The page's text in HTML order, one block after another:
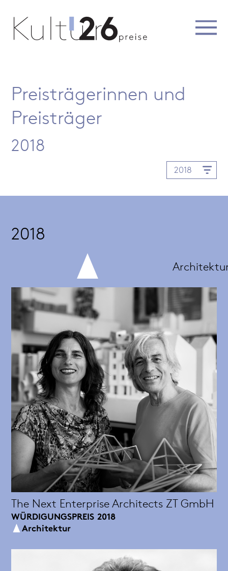
Preisträgerinnen und
Preisträger
2018
2018
2018
The Next Enterprise Architects ZT GmbH
WÜRDIGUNGSPREIS 2018
Architektur